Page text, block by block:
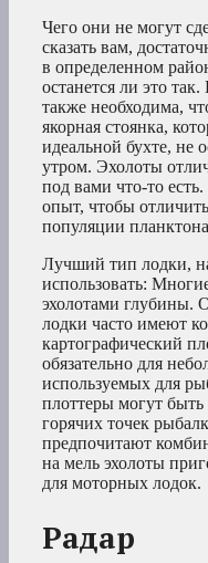
Чего они не могут
сказать вам,
в определенном
останется ли это
также необходима,
якорная стоянка,
идеальной бухте, не
утром. Эхолоты
под вами что-то
опыт, чтобы
популяции
Лучший тип лодки,
использовать:
эхолотами глубины.
лодки часто имеют
картографический
обязательно для
используемых для
плоттеры могут быть
горячих точек
предпочитают
на мель эхолоты
для моторных лодок.
Радар